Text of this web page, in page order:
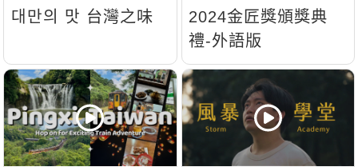
대만의 맛 台灣之味
2024金匠獎頒獎典
禮-外語版